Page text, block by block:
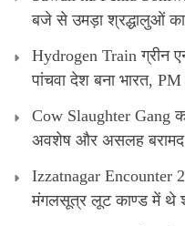
बजे से उमड़ा श्रद्धालुओं
Hydrogen Train ग्रीन
पांचवा देश बना भारत,
Cow Slaughter Gang
अवशेष और असलह बरामद
Izzatnagar Encounter
मंगलसूत्र लूट काण्‍ड में थे